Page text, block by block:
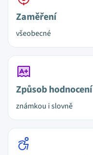
Zaměření
všeobecné
Způsob hodnocení
známkou i slovně